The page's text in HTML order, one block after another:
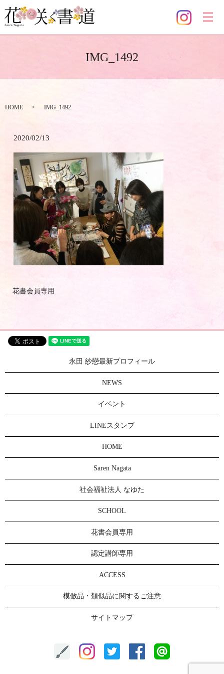
メ
IMG_1492
HOME IMG_1492
2020/02/13
花書会員専用
永田 紗戀最新プロフィール
NEWS
イベント
LINEスタンプ
HOME
Saren Nagata
社会福祉法人 なゆた
SCHOOL
花書会員専用
認定講師専用
ACCESS
模倣品・類似品に関するご注意
サイトマップ